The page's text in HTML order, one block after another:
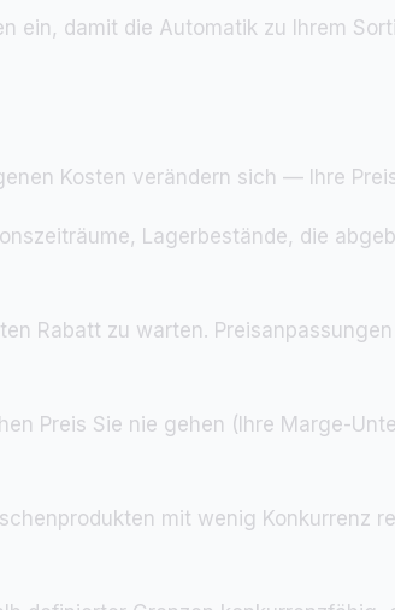
ein, damit die Automatik zu Ihrem
Kosten verändern sich — Ihre
Lagerbestände, die
Rabatt zu warten.
Preis Sie nie gehen (Ihre Marge-
mit wenig Konkurrenz